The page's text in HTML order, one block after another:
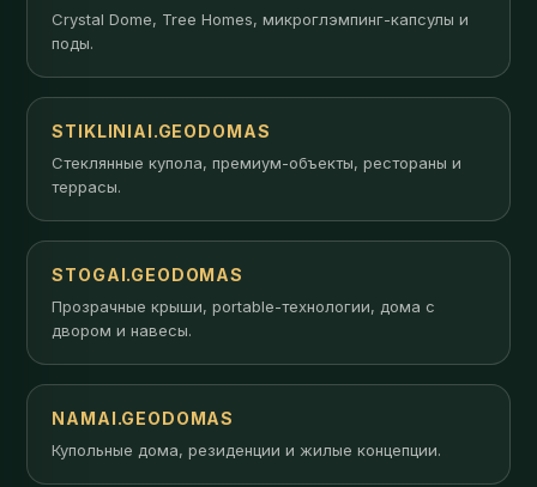
Crystal Dome, Tree Homes, микроглэмпинг-капсулы и
поды.
STIKLINIAI.GEODOMAS
Стеклянные купола, премиум-объекты, рестораны и
террасы.
STOGAI.GEODOMAS
Прозрачные крыши, portable-технологии, дома с
двором и навесы.
NAMAI.GEODOMAS
Купольные дома, резиденции и жилые концепции.